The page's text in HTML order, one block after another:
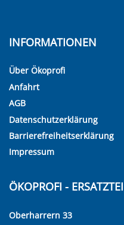
INFORMATIONEN
Über Ökoprofi
Anfahrt
AGB
Datenschutzerklärung
Barrierefreiheitserklärung
Impressum
ÖKOPROFI -
Oberharrern 33